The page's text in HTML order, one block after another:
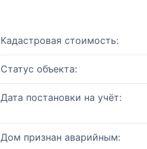
Кадастровая стоимость:
Статус объекта:
Дата постановки на учёт:
Дом признан аварийным: